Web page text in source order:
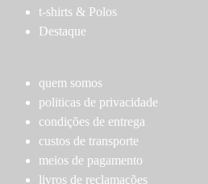
may
be
the
product
page
t-shirts & Polos
Destaque
quem somos
politicas de privacidade
condições de entrega
custos de transporte
meios de pagamento
livros de reclamações